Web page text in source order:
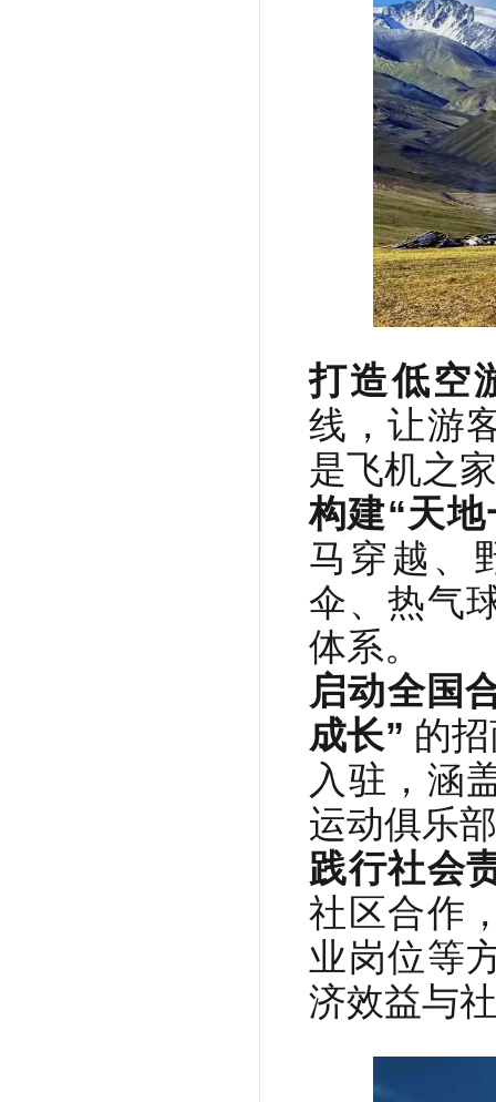
打造低空
线，让游
是飞机之
构建“天
马穿越、
伞、热气
体系。
启动全国
成长” 的
入驻，涵
运动俱乐
践行社会
社区合作
业岗位等
济效益与